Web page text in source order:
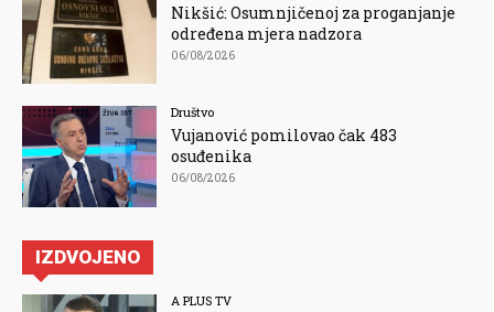
Nikšić: Osumnjičenoj za proganjanje
određena mjera nadzora
06/08/2026
Društvo
Vujanović pomilovao čak 483
osuđenika
06/08/2026
IZDVOJENO
A PLUS TV